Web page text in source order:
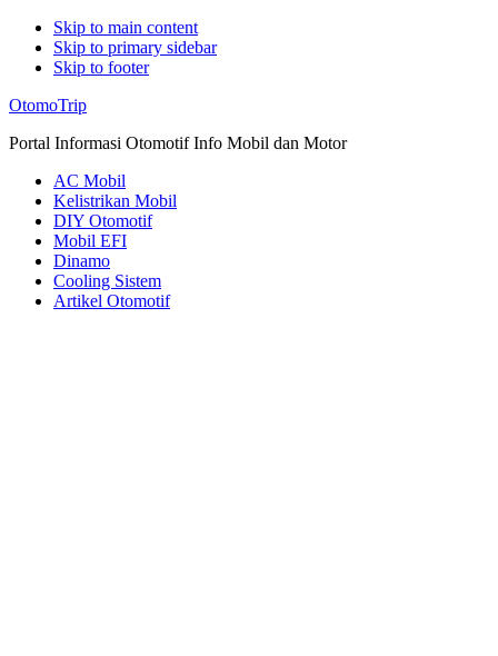
Skip to main content
Skip to primary sidebar
Skip to footer
Additional
menu
OtomoTrip
Portal Informasi Otomotif Info Mobil dan Motor
AC Mobil
Kelistrikan Mobil
DIY Otomotif
Mobil EFI
Dinamo
Cooling Sistem
Artikel Otomotif